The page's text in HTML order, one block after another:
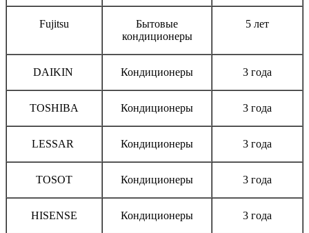
Fujitsu
Бытовые
кондиционеры
5 лет
DAIKIN Кондиционеры 3 года
TOSHIBA Кондиционеры 3 года
LESSAR Кондиционеры 3 года
TOSOT Кондиционеры 3 года
HISENSE Кондиционеры 3 года